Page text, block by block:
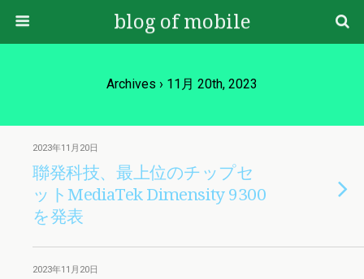
blog of mobile
Archives › 11月 20th, 2023
2023年11月20日
聯発科技、最上位のチップセ
ットMediaTek Dimensity 9300
を発表
2023年11月20日